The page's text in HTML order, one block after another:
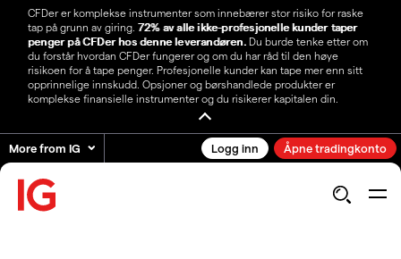
CFDer er komplekse instrumenter som innebærer stor risiko for raske
tap på grunn av giring. 72% av alle ikke-profesjonelle kunder taper
penger på CFDer hos denne leverandøren.Du burde tenke etter om
du forstår hvordan CFDer fungerer og om du har råd til den høye
risikoen for å tape penger. Profesjonelle kunder kan tape mer enn sitt
opprinnelige innskudd. Opsjoner og børshandlede produkter er
komplekse finansielle instrumenter og du risikerer kapitalen din.
More from IG Logg inn Åpne tradingkonto